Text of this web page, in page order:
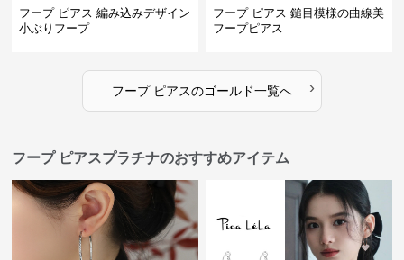
フープ ピアス 編み込みデザイン
小ぶりフープ
フープ ピアス 鎚目模様の曲線美
フープピアス
フープ ピアスのゴールド一覧へ ›
フープ ピアスプラチナのおすすめアイテム